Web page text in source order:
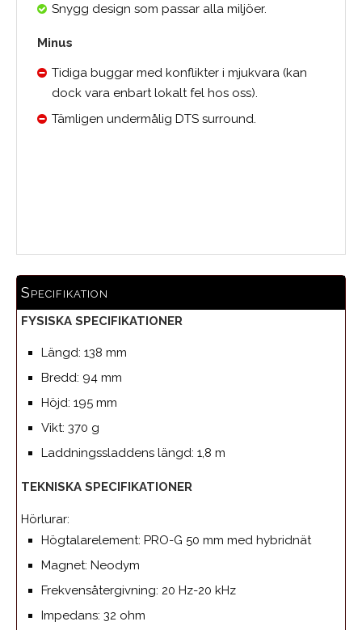
Snygg design som passar alla miljöer.
Minus
Tidiga buggar med konflikter i mjukvara (kan
dock vara enbart lokalt fel hos oss).
Tämligen undermålig DTS surround.
Specifikation
FYSISKA SPECIFIKATIONER
Längd: 138 mm
Bredd: 94 mm
Höjd: 195 mm
Vikt: 370 g
Laddningssladdens längd: 1,8 m
TEKNISKA SPECIFIKATIONER
Hörlurar:
Högtalarelement: PRO-G 50 mm med hybridnät
Magnet: Neodym
Frekvensåtergivning: 20 Hz-20 kHz
Impedans: 32 ohm